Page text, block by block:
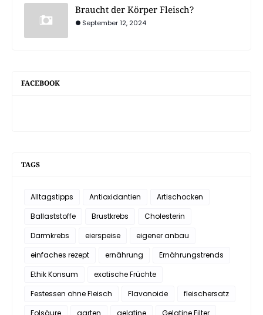
Braucht der Körper Fleisch?
September 12, 2024
FACEBOOK
TAGS
Alltagstipps Antioxidantien
Artischocken
Ballaststoffe
Brustkrebs
Cholesterin
Darmkrebs
eierspeise
eigener anbau
einfaches rezept
ernährung
Ernährungstrends
Ethik Konsum
exotische Früchte
Festessen ohne Fleisch
Flavonoide
fleischersatz